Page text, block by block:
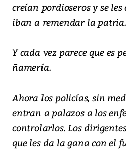
creían pordioseros y se
iban a remendar la patria.
Y cada vez parece que es
ñamería.
Ahora los policías, sin
entran a palazos a los
controlarlos. Los
que les da la gana con el